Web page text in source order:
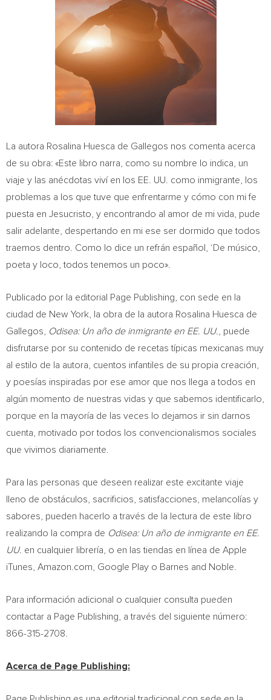
La autora Rosalina Huesca de Gallegos nos comenta acerca
de su obra: «Este libro narra, como su nombre lo indica, un
viaje y las anécdotas viví en los EE. UU. como inmigrante, los
problemas a los que tuve que enfrentarme y cómo con mi fe
puesta en Jesucristo, y encontrando al amor de mi vida, pude
salir adelante, despertando en mi ese ser dormido que todos
traemos dentro. Como lo dice un refrán español, ‘De músico,
poeta y loco, todos tenemos un poco».
Publicado por la editorial Page Publishing, con sede en la
ciudad de New York , la obra de la autora Rosalina Huesca de
Gallegos
Odisea: Un año de inmigrante en EE. UU.
, puede
disfrutarse por su contenido de recetas típicas mexicanas muy
al estilo de la autora, cuentos infantiles de su propia creación,
y poesías inspiradas por ese amor que nos llega a todos en
algún momento de nuestras vidas y que sabemos identificarlo,
porque en la mayoría de las veces lo dejamos ir sin darnos
cuenta, motivado por todos los convencionalismos sociales
que vivimos diariamente.
Para las personas que deseen realizar este excitante viaje
lleno de obstáculos, sacrificios, satisfacciones, melancolías y
sabores, pueden hacerlo a través de la lectura de este libro
realizando la compra de Odisea: Un año de inmigrante en EE.
UU. en cualquier librería, o en las tiendas en línea de Apple
iTunes, Amazon.com, Google Play o Barnes and Noble.
Para información adicional o cualquier consulta pueden
contactar a Page Publishing, a través del siguiente número:
866-315-2708.
Acerca de Page Publishing: